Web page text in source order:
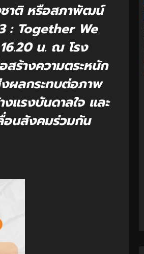
ชาติ หรือสภาพัฒน์
: Together We
น. ณ โรง
ร้างความตระหนัก
ผลกระทบต่อภาพ
แรงบันดาลใจ และ
อนสังคมร่วมกัน